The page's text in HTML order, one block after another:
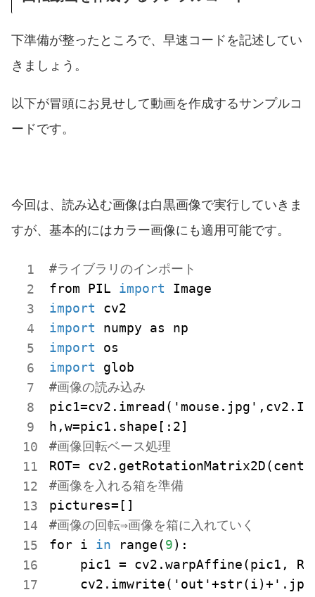
下準備が整ったところで、早速コードを記述してい
きましょう。
以下が冒頭にお見せして動画を作成するサンプルコ
ードです。
今回は、読み込む画像は白黒画像で実行していきま
すが、基本的にはカラー画像にも適用可能です。
#ライブラリのインポート
from PIL import
import
import
import
import
#画像の読み込み
h,w=pic1.shape[:2]
#画像回転ベース処理
ROT= cv2.getRotationMatrix2D(
#画像を入れる箱を準備
pictures=[]
#画像の回転⇒画像を箱に入れていく
for i in range(9):
pic1 = cv2.warpAffine(pic1,